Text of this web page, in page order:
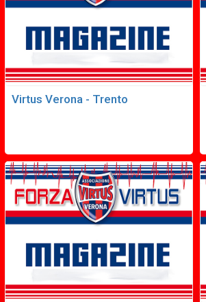
Virtus Verona - Trento